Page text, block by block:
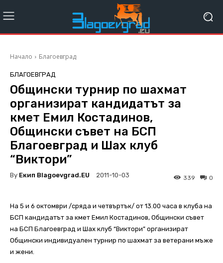
Начало Благоевград
БЛАГОЕВГРАД
Общински турнир по шахмат
организират кандидатът за
кмет Емил Костадинов,
Общински съвет на БСП
Благоевград и Шах клуб
“Виктори”
By Екип Blagoevgrad.EU 2011-10-03 0
339
На 5 и 6 октомври /сряда и четвъртък/ от 13.00 часа в клуба на
БСП кандидатът за кмет Емил Костадинов, Общински съвет
на БСП Благоевград и Шах клуб “Виктори” организират
Общински индивидуален турнир по шахмат за ветерани мъже
и жени.